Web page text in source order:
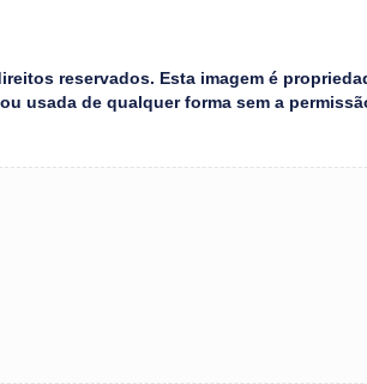
reservados. Esta imagem é
usada de qualquer forma sem a